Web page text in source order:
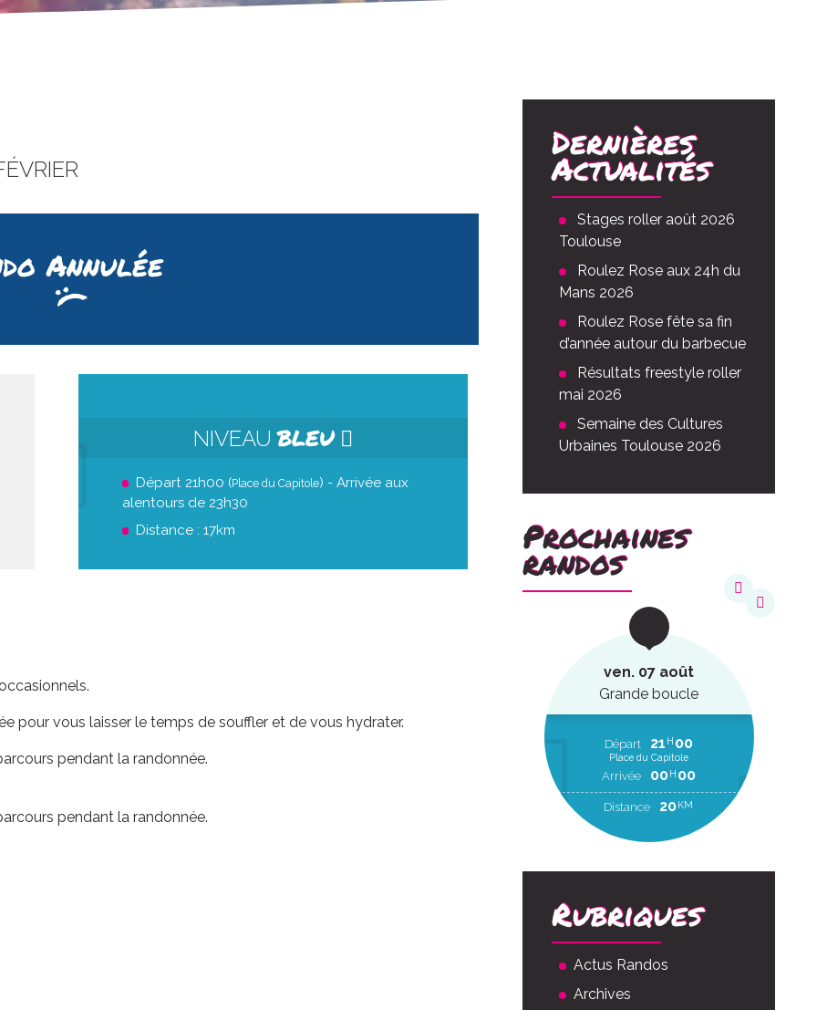
Annulée
NIVEAUBLEU
Départ 21h00 (Place du Capitole) - Arrivée aux
alentours de 23h30
Distance : 17km
pour vous laisser le temps de souffler et de vous hydrater.
pendant la randonnée.
pendant la randonnée.
Dernières
Actualités
Stages roller août 2026
Toulouse
Roulez Rose aux 24h du
Mans 2026
Roulez Rose fête sa fin
d’année autour du barbecue
Résultats freestyle roller
mai 2026
Semaine des Cultures
Urbaines Toulouse 2026
Prochaines
randos
Grande boucle
ven. 07 août
Grande boucle
Départ 21 H 00
Place du Capitole
Arrivée 00H 00
Distance 20KM
Rubriques
Actus Randos
Archives